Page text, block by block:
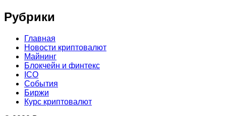
Рубрики
Главная
Новости криптовалют
Майнинг
Блокчейн и финтекс
ICO
События
Биржи
Курс криптовалют